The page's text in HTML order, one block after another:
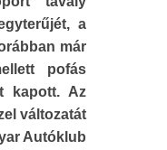
a
már
pofás
kapott. Az
változatát
Autóklub